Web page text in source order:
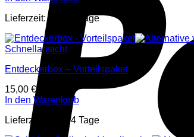
Lieferzeit: 2 bis 4 Tage
Schnellansicht
Entdeckerbox – Vorteilspaket
15,00 €
In den Warenkorb
Lieferzeit:
2 bis 4 Tage